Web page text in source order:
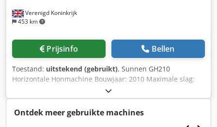
Verenigd Koninkrijk
453 km
Prijsinfo Bellen
Toestand: uitstekend (gebruikt), Sunnen GH210
Horizontale Honmachine Bouwjaar: 2010 Maximale slag:
8000 mm Toerental spil: 0 - 300 omw/min Maximale
spilvermogen: 40 pk (29,83 kW) Maximaal vermogen
slagunit: 18 pk (13,42 kW) Slagsnelheid bereik: 0 – 100
ft/min (0 – 30,5 m/min) Inwendig diameterbereik: 2 – 24
Ontdek meer gebruikte machines